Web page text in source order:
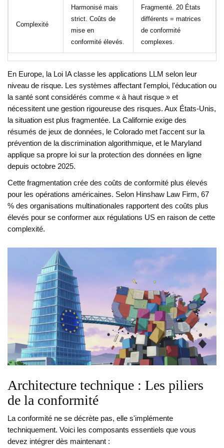
Complexité
Harmonisé mais
strict. Coûts de
mise en
conformité élevés.
Fragmenté. 20 États
différents = matrices
de conformité
complexes.
En Europe, la Loi IA classe les applications LLM selon leur
niveau de risque. Les systèmes affectant l'emploi, l'éducation ou
la santé sont considérés comme « à haut risque » et
nécessitent une gestion rigoureuse des risques. Aux États-Unis,
la situation est plus fragmentée. La Californie exige des
résumés de jeux de données, le Colorado met l'accent sur la
prévention de la discrimination algorithmique, et le Maryland
applique sa propre loi sur la protection des données en ligne
depuis octobre 2025.
Cette fragmentation crée des coûts de conformité plus élevés
pour les opérations américaines. Selon Hinshaw Law Firm, 67
% des organisations multinationales rapportent des coûts plus
élevés pour se conformer aux régulations US en raison de cette
complexité.
Architecture technique : Les piliers
de la conformité
La conformité ne se décrète pas, elle s'implémente
techniquement. Voici les composants essentiels que vous
devez intégrer dès maintenant :